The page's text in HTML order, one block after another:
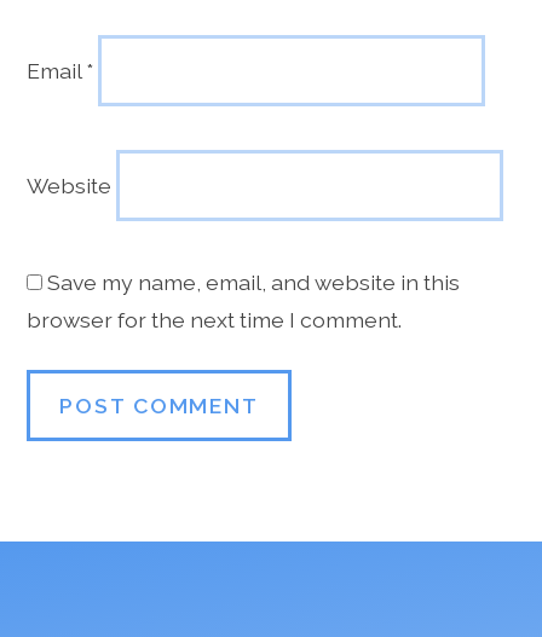
Email*
Website
Save my name, email, and website in this
browser for the next time I comment.